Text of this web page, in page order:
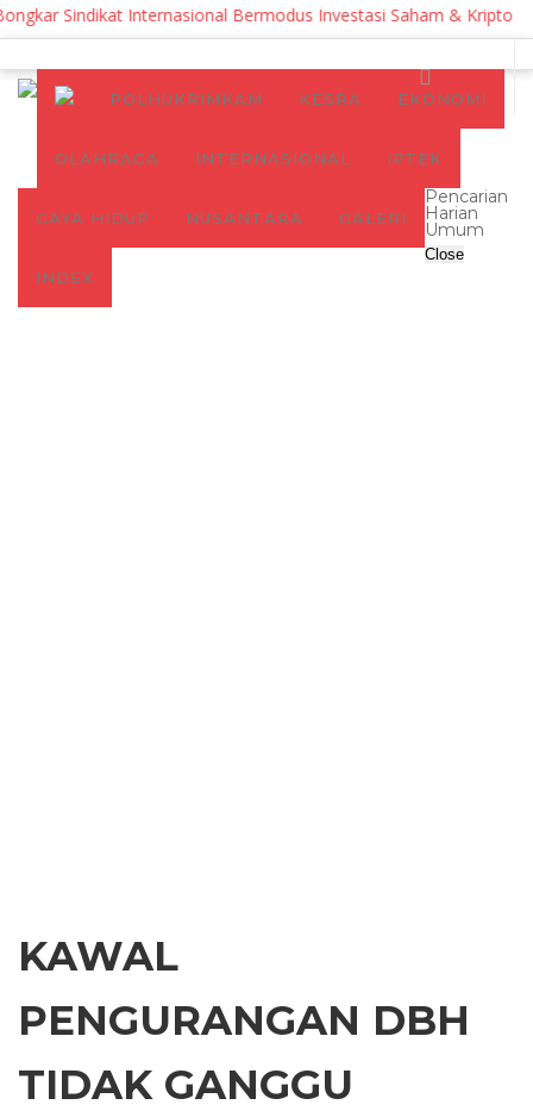
Sindikat Internasional Bermodus Investasi Saham & Kripto
POLHUKRIMKAM KESRA EKONOMI
OLAHRAGA INTERNASIONAL IPTEK
GAYA HIDUP NUSANTARA GALERI
INDEX
Pencarian
Harian
Umum
Close
KAWAL
PENGURANGAN DBH
TIDAK GANGGU